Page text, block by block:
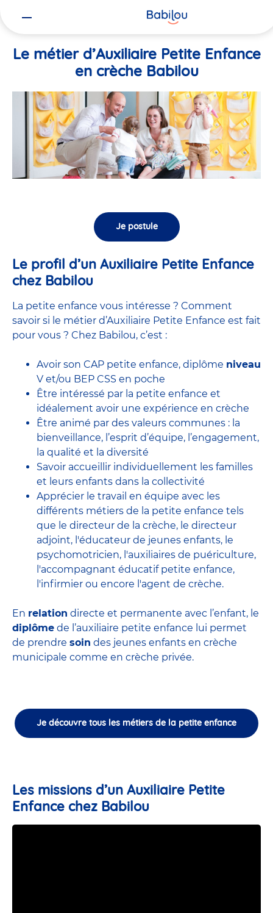
Le métier d’Auxiliaire Petite Enfance
en crèche Babilou
Je postule
Le profil d’un Auxiliaire Petite Enfance
chez Babilou
La petite enfance vous intéresse ? Comment
savoir si le métier d’Auxiliaire Petite Enfance est fait
pour vous ? Chez Babilou, c’est :
Avoir son CAP petite enfance, diplôme niveau
V et/ou BEP CSS en poche
Être intéressé par la petite enfance et
idéalement avoir une expérience en crèche
Être animé par des valeurs communes : la
bienveillance, l’esprit d’équipe, l’engagement,
la qualité et la diversité
Savoir accueillir individuellement les familles
et leurs enfants dans la collectivité
Apprécier le travail en équipe avec les
différents métiers de la petite enfance tels
que le directeur de la crèche, le directeur
adjoint, l'éducateur de jeunes enfants, le
psychomotricien, l'auxiliaires de puériculture,
l'accompagnant éducatif petite enfance,
l'infirmier ou encore l'agent de crèche.
En relation directe et permanente avec l’enfant, le
diplôme de l’auxiliaire petite enfance lui permet
de prendre soin des jeunes enfants en crèche
municipale comme en crèche privée.
Je découvre tous les métiers de la petite enfance
Les missions d’un Auxiliaire Petite
Enfance chez Babilou